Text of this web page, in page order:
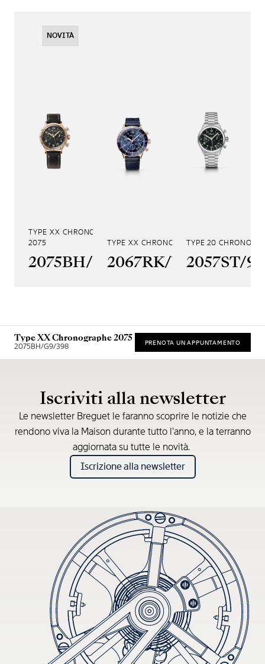
TYPE XX CHRONOGRAPHE
2075
2075BH/99/398
NOVITÀ
TYPE XX CHRONOGRAPHE 2067
2067RK/Y9/9WU
TYPE 20
2057ST/
Type XX Chronographe 2075
2075BH/G9/398 PRENOTA UN APPUNTAMENTO
Iscriviti alla newsletter
Le newsletter Breguet le faranno scoprire le notizie che
rendono viva la Maison durante tutto l’anno, e la terranno
aggiornata su tutte le novità.
Iscrizione alla newsletter